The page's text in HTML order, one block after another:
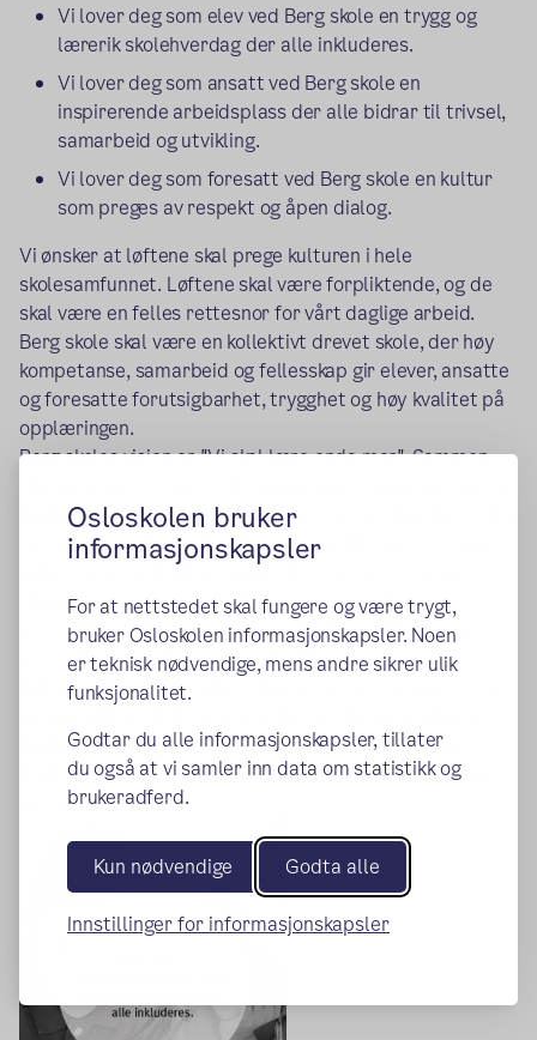
Osloskolen bruker
informasjonskapsler
For at nettstedet skal fungere og være trygt,
bruker Osloskolen informasjonskapsler. Noen
er teknisk nødvendige, mens andre sikrer ulik
funksjonalitet.
Godtar du alle informasjonskapsler, tillater
du også at vi samler inn data om statistikk og
brukeradferd.
Kun nødvendige Godta alle
Innstillinger for informasjonskapsler
Vi lover deg som elev ved Berg skole en trygg og
lærerik skolehverdag der alle inkluderes.
Vi lover deg som ansatt ved Berg skole en
inspirerende arbeidsplass der alle bidrar til trivsel,
samarbeid og utvikling.
Vi lover deg som foresatt ved Berg skole en kultur
som preges av respekt og åpen dialog.
Vi ønsker at løftene skal prege kulturen i hele
skolesamfunnet. Løftene skal være forpliktende, og de
skal være en felles rettesnor for vårt daglige arbeid.
Berg skole skal være en kollektivt drevet skole, der høy
kompetanse, samarbeid og fellesskap gir elever, ansatte
og foresatte forutsigbarhet, trygghet og høy kvalitet på
opplæringen.
Berg skoles visjon er "Vi skal lære enda mer". Sammen
læringsglede. Læringen omhandler det sosiale, kulturelle
og det faglige. Berg skole har høye ambisjoner for hver
enkelt elev, og vil aktivt legge til rette for at elevene
tilegner seg ferdigheter til å mestre fremtidens
utfordringer. Vårt fokus er høyt læringstrykk, faglige
utfordringer og tilpasset opplæring.
Felles forståelse og håndtering av løfter, standarder og
læringsmiljø preget av forutsigbarhet, trygghet og
kvalitet. Elever, ansatte og foresatte er stolte av å være
en del av Berg skole.